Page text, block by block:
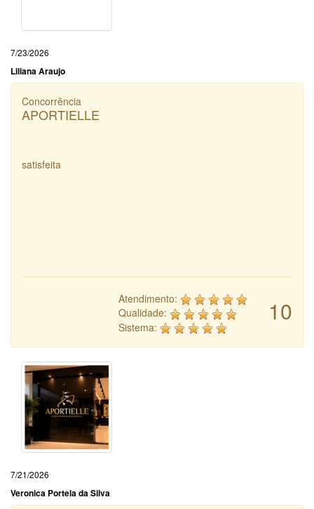
7/23/2026
Liliana Araujo
Concorrência
APORTIELLE
satisfeita
10
Atendimento:
Qualidade:
Sistema:
7/21/2026
Veronica Portela da Silva